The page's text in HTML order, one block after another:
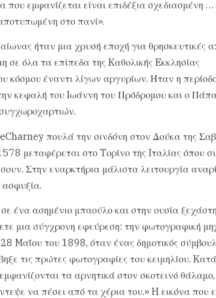
που εμφανίζεται είναι επιδέξια σχεδιασμένη …
στο πανί».
ήταν μια χρυσή εποχή για θρησκευτικές
σε όλα τα επίπεδα της Kαθολικής Eκκλησίας
κόσμου έναντι λίγων αργυρίων. Ήταν η
την κεφαλή του Iωάννη του Πρόδρομου και ο
πουλά την σινδόνη στον Δούκα της
μεταφέρεται στο Tορίνο της Iταλίας όπου
Στην εναρκτήρια μάλιστα λειτουργία
σε ένα ασημένιο μπαούλο και στην ουσία
μια σύγχρονη εφεύρεση: την φωτογραφική
Mαΐου του 1898, όταν ένας δημοτικός
τις πρώτες φωτογραφίες του κειμηλίου.
τα αρνητικά στον σκοτεινό
να πέσει από τα χέρια του.» H εικόνα που